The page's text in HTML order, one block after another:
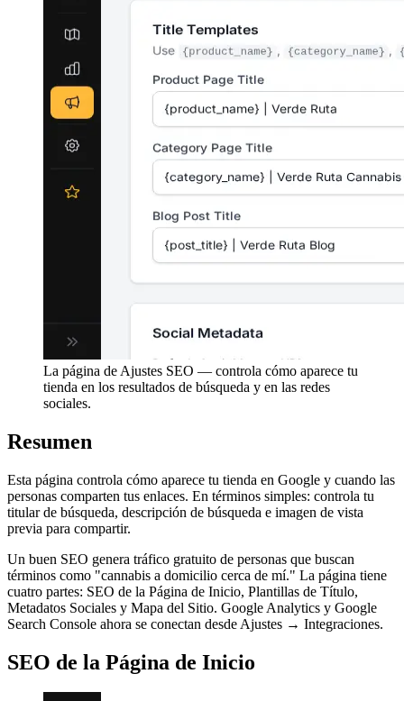
La página de Ajustes SEO — controla cómo aparece tu
tienda en los resultados de búsqueda y en las redes
sociales.
Resumen
Esta página controla cómo aparece tu tienda en Google y cuando las
personas comparten tus enlaces. En términos simples: controla tu
titular de búsqueda, descripción de búsqueda e imagen de vista
previa para compartir.
Un buen SEO genera tráfico gratuito de personas que buscan
términos como "cannabis a domicilio cerca de mí." La página tiene
cuatro partes: SEO de la Página de Inicio, Plantillas de Título,
Metadatos Sociales y Mapa del Sitio. Google Analytics y Google
Search Console ahora se conectan desde Ajustes → Integraciones.
SEO de la Página de Inicio